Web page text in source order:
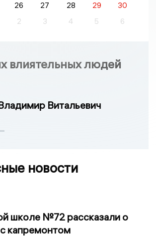
26 27 28 29
30
2 3 4 5 6
влиятельных людей
Витальевич
новости
школе №72 рассказали о
капремонтом